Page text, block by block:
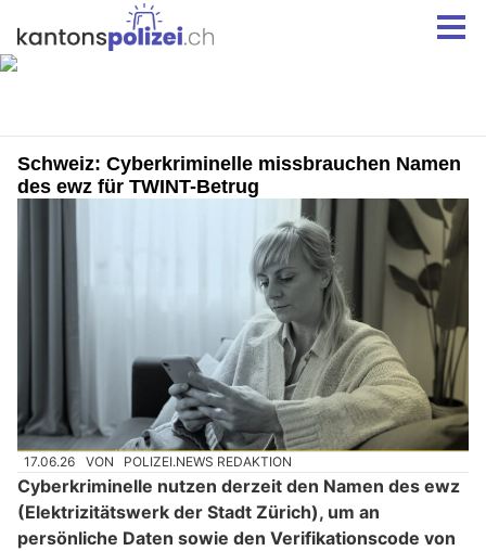
Schweiz: Cyberkriminelle missbrauchen Namen
des ewz für TWINT-Betrug
17.06.26 VON POLIZEI.NEWS REDAKTION
Cyberkriminelle nutzen derzeit den Namen des ewz
(Elektrizitätswerk der Stadt Zürich), um an
persönliche Daten sowie den Verifikationscode von